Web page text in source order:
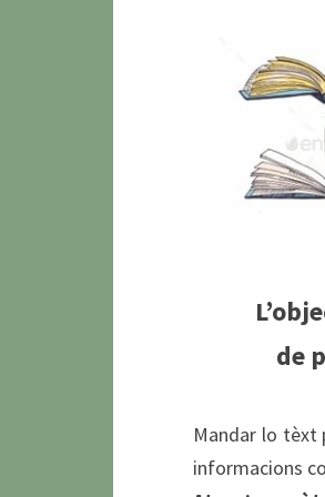
de
Mandar lo tèxt
informacions